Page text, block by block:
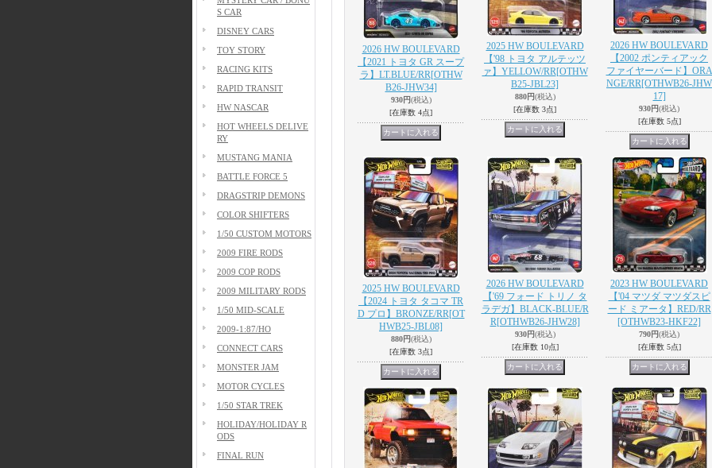
S CAR
DISNEY CARS
TOY STORY
RACING KITS
RAPID TRANSIT
HW NASCAR
HOT WHEELS DELIVE
RY
MUSTANG MANIA
BATTLE FORCE 5
DRAGSTRIP DEMONS
COLOR SHIFTERS
1/50 CUSTOM MOTORS
2009 FIRE RODS
2009 COP RODS
2009 MILITARY RODS
1/50 MID-SCALE
2009-1:87/HO
CONNECT CARS
MONSTER JAM
MOTOR CYCLES
1/50 STAR TREK
HOLIDAY/HOLIDAY R
ODS
FINAL RUN
2026 HW BOULEVARD
【2021 トヨタ GR スープ
ラ】LT.BLUE/RR[OTHW
B26-JHW34]
930円(税込)
[在庫数 4点]
2025 HW BOULEVARD
【'98 トヨタ アルテッツ
ァ】YELLOW/RR[OTHW
B25-JBL23]
880円(税込)
[在庫数 3点]
2026 HW BOULEVARD
【2002 ポンティアック
ファイヤーバード】ORA
NGE/RR[OTHWB26-JHW
17]
930円(税込)
[在庫数 5点]
2025 HW BOULEVARD
【2024 トヨタ タコマ TR
D プロ】BRONZE/RR[OT
HWB25-JBL08]
880円(税込)
[在庫数 3点]
2026 HW BOULEVARD
【'69 フォード トリノ タ
ラデガ】BLACK-BLUE/R
R[OTHWB26-JHW28]
930円(税込)
[在庫数 10点]
2023 HW BOULEVARD
【'04 マツダ マツダスピ
ード ミアータ】RED/RR
[OTHWB23-HKF22]
790円(税込)
[在庫数 5点]